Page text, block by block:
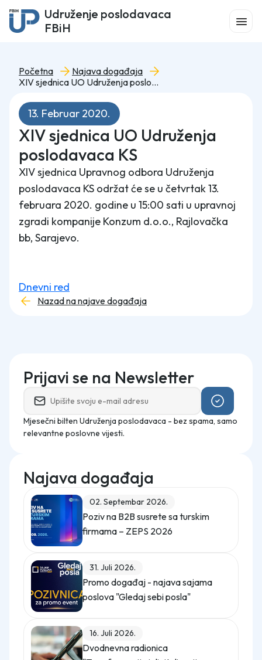
Udruženje poslodavaca
FBiH
Početna
Najava događaja
XIV sjednica UO Udruženja poslodavaca KS
13. Februar 2020.
XIV sjednica UO Udruženja
poslodavaca KS
XIV sjednica Upravnog odbora Udruženja
poslodavaca KS održat će se u četvrtak 13.
februara 2020. godine u 15:00 sati u upravnoj
zgradi kompanije Konzum d.o.o., Rajlovačka
bb, Sarajevo.
Dnevni red
Nazad na najave događaja
Prijavi se na Newsletter
Mjesečni bilten Udruženja poslodavaca - bez spama, samo
relevantne poslovne vijesti.
Najava događaja
02. Septembar 2026.
Poziv na B2B susrete sa turskim
firmama – ZEPS 2026
31. Juli 2026.
Promo događaj - najava sajama
poslova "Gledaj sebi posla"
16. Juli 2026.
Dvodnevna radionica